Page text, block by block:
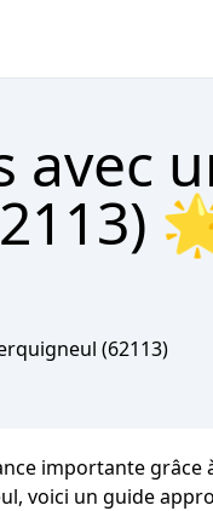
avec
(62113)
importante
voici un guide